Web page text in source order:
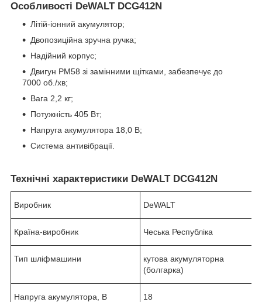
Особливості DeWALT DCG412N
Літій-іонний акумулятор;
Двопозиційна зручна ручка;
Надійний корпус;
Двигун PM58 зі замінними щітками, забезпечує до
7000 об./хв;
Вага 2,2 кг;
Потужність 405 Вт;
Напруга акумулятора 18,0 В;
Система антивібрації.
Технічні характеристики DeWALT DCG412N
Виробник DeWALT
Країна-виробник Чеська Республіка
Тип шліфмашини
кутова акумуляторна
(болгарка)
Напруга акумулятора, В 18